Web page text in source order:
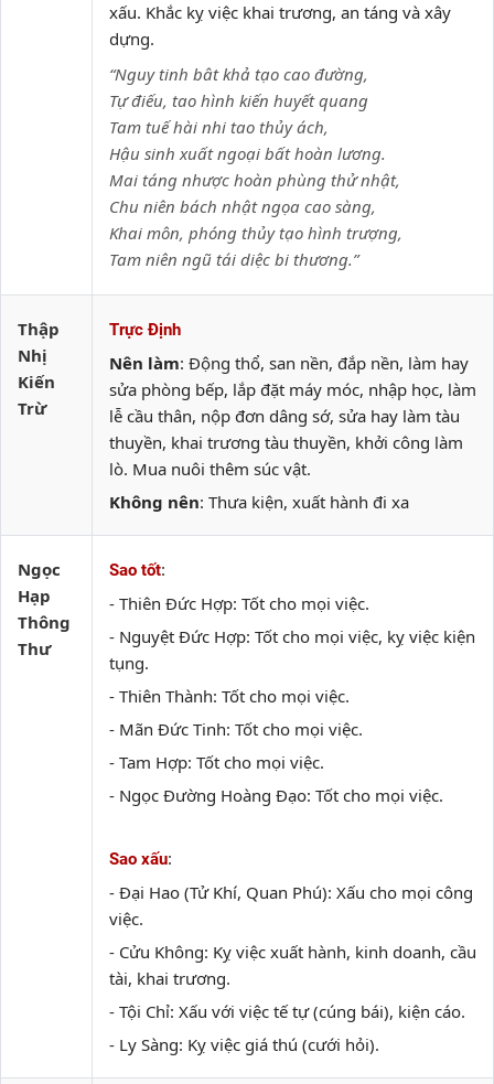
xấu. Khắc kỵ việc khai trương, an táng và xây
dựng.
“Nguy tinh bât khả tạo cao đường,
Tự điếu, tao hình kiến huyết quang
Tam tuế hài nhi tao thủy ách,
Hậu sinh xuất ngoại bất hoàn lương.
Mai táng nhược hoàn phùng thử nhật,
Chu niên bách nhật ngọa cao sàng,
Khai môn, phóng thủy tạo hình trượng,
Tam niên ngũ tái diệc bi thương.”
Thập
Nhị
Kiến
Trừ
Trực Định
Nên làm: Động thổ, san nền, đắp nền, làm hay
sửa phòng bếp, lắp đặt máy móc, nhập học, làm
lễ cầu thân, nộp đơn dâng sớ, sửa hay làm tàu
thuyền, khai trương tàu thuyền, khởi công làm
lò. Mua nuôi thêm súc vật.
Không nên: Thưa kiện, xuất hành đi xa
Ngọc
Hạp
Thông
Thư
Sao tốt:
- Thiên Đức Hợp: Tốt cho mọi việc.
- Nguyệt Đức Hợp: Tốt cho mọi việc, kỵ việc kiện
tụng.
- Thiên Thành: Tốt cho mọi việc.
- Mãn Đức Tinh: Tốt cho mọi việc.
- Tam Hợp: Tốt cho mọi việc.
- Ngọc Đường Hoàng Đạo: Tốt cho mọi việc.
Sao xấu:
- Đại Hao (Tử Khí, Quan Phú): Xấu cho mọi công
việc.
- Cửu Không: Kỵ việc xuất hành, kinh doanh, cầu
tài, khai trương.
- Tội Chỉ: Xấu với việc tế tự (cúng bái), kiện cáo.
- Ly Sàng: Kỵ việc giá thú (cưới hỏi).